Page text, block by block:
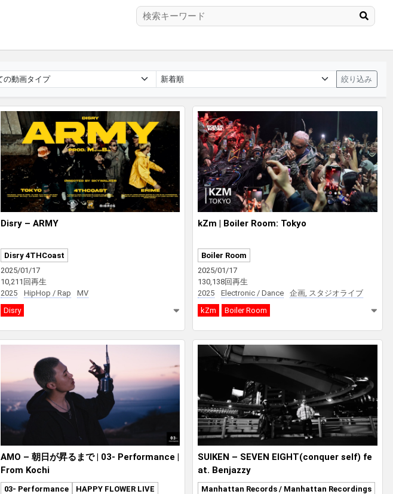
絞り込み
Disry – ARMY
Disry 4THCoast
2025/01/17
10,211回再生
2025
HipHop / Rap
MV
Disry
kZm | Boiler Room: Tokyo
Boiler Room
2025/01/17
130,138回再生
2025
Electronic / Dance
企画, スタジオライブ
kZm
Boiler Room
AMO – 朝日が昇るまで | 03- Performance |
From Kochi
03- Performance
HAPPY FLOWER LIVE
SUIKEN – SEVEN EIGHT(conquer self) fe
at. Benjazzy
Manhattan Records / Manhattan Recordings